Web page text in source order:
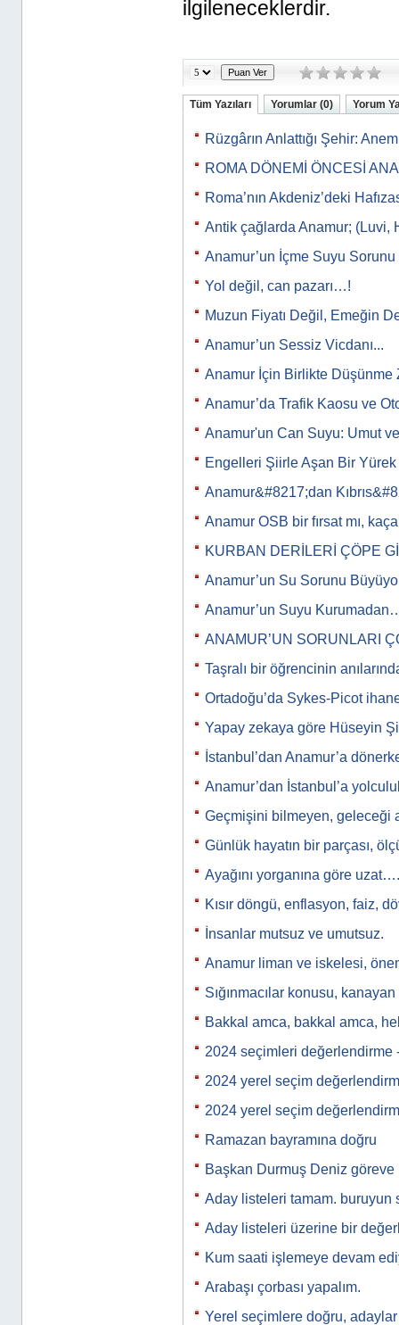
ilgileneceklerdir.
Tüm Yazıları Yorumlar (0) Yorum
Rüzgârın Anlattığı Şehir:
ROMA DÖNEMİ ÖNCESİ
Roma’nın Akdeniz’deki
Antik çağlarda Anamur; (Luvi,
Anamur’un İçme Suyu Sorunu
Yol değil, can pazarı…!
Muzun Fiyatı Değil, Emeğin
Anamur’un Sessiz Vicdanı...
Anamur İçin Birlikte Düşünme
Anamur’da Trafik Kaosu ve
Anamur'un Can Suyu: Umut
Engelleri Şiirle Aşan Bir Yürek
Anamur&#8217;dan
Anamur OSB bir fırsat mı,
KURBAN DERİLERİ ÇÖPE
Anamur’un Su Sorunu
Anamur’un Suyu
ANAMUR’UN SORUNLARI
Taşralı bir öğrencinin
Ortadoğu’da Sykes-Picot
Yapay zekaya göre Hüseyin
İstanbul’dan Anamur’a
Anamur’dan İstanbul’a
Geçmişini bilmeyen, geleceği
Günlük hayatın bir parçası,
Ayağını yorganına göre uzat….
Kısır döngü, enflasyon, faiz,
İnsanlar mutsuz ve umutsuz.
Anamur liman ve iskelesi,
Sığınmacılar konusu, kanayan
Bakkal amca, bakkal amca,
2024 seçimleri değerlendirme
2024 yerel seçim
2024 yerel seçim
Ramazan bayramına doğru
Başkan Durmuş Deniz göreve
Aday listeleri tamam. buruyun
Aday listeleri üzerine bir
Kum saati işlemeye devam
Arabaşı çorbası yapalım.
Yerel seçimlere doğru, adaylar